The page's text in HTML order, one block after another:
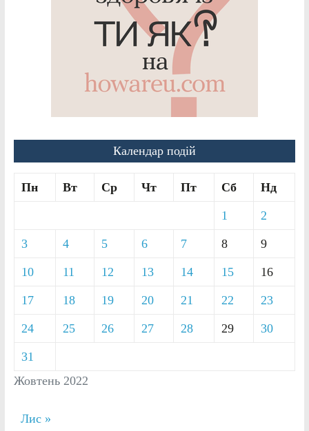
Календар подій
Жовтень 2022
Пн Вт Ср Чт Пт Сб Нд
1 2
3 4 5 6 7 8 9
10 11 12 13 14 15 16
17 18 19 20 21 22 23
24 25 26 27 28 29 30
31
Лис »